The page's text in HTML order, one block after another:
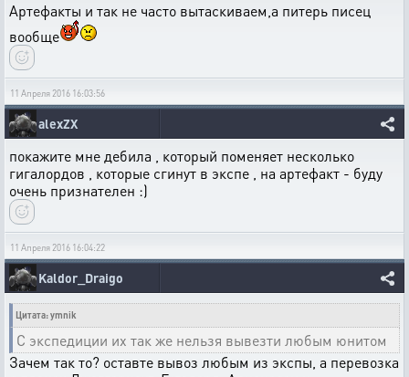
Артефакты и так не часто вытаскиваем,а питерь писец
вообще
11 Апреля 2016 16:03:56
alexZX
покажите мне дебила , который поменяет несколько
гигалордов , которые сгинут в экспе , на артефакт - буду
очень признателен :)
11 Апреля 2016 16:04:22
Kaldor_Draigo
Цитата: ymnik
С экспедиции их так же нельзя вывезти любым юнитом
Зачем так то? оставте вывоз любым из экспы, а перевозка